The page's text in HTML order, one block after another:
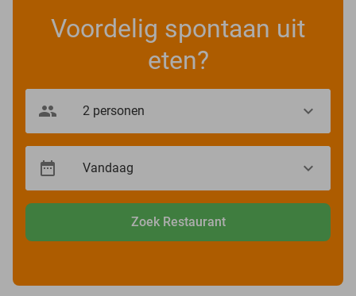
Voordelig spontaan uit
eten?
Zoek Restaurant